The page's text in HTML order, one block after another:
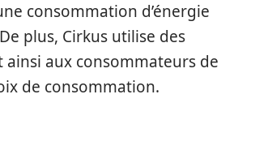
consommation d’énergie
plus, Cirkus utilise des
aux consommateurs de
de consommation.